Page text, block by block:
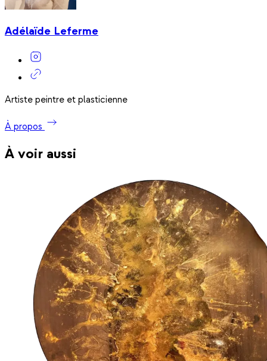
Adélaïde Leferme
Artiste peintre et plasticienne
À propos
À voir aussi